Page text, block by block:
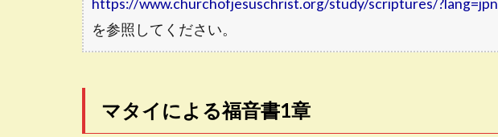
https://www.churchofjesuschrist.org/study/scriptures/?lang=jpn
を参照してください。
マタイによる福音書1章